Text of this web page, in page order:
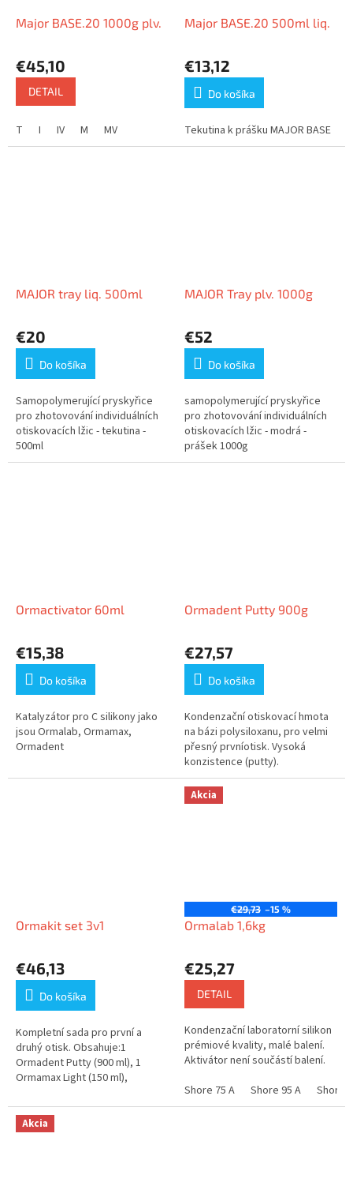
Major BASE.20 1000g plv.
€45,10
DETAIL
T I IV M MV
Major BASE.20 500ml liq.
€13,12
Do košíka
Tekutina k prášku MAJOR BASE
MAJOR tray liq. 500ml
€20
Do košíka
Samopolymerující pryskyřice
pro zhotovování individuálních
otiskovacích lžic - tekutina -
500ml
MAJOR Tray plv. 1000g
€52
Do košíka
samopolymerující pryskyřice
pro zhotovování individuálních
otiskovacích lžic - modrá -
prášek 1000g
Ormactivator 60ml
€15,38
Do košíka
Katalyzátor pro C silikony jako
jsou Ormalab, Ormamax,
Ormadent
Ormadent Putty 900g
€27,57
Do košíka
Kondenzační otiskovací hmota
na bázi polysiloxanu, pro velmi
přesný prvníotisk. Vysoká
konzistence (putty).
Ormakit set 3v1
€46,13
Do košíka
Kompletní sada pro první a
druhý otisk. Obsahuje:1
Ormadent Putty (900 ml), 1
Ormamax Light (150 ml),
Akcia
€29,73 –15 %
Ormalab 1,6kg
€25,27
DETAIL
Kondenzační laboratorní silikon
prémiové kvality, malé balení.
Aktivátor není součástí balení.
Shore 75 A
Shore 95 A Shore
Akcia